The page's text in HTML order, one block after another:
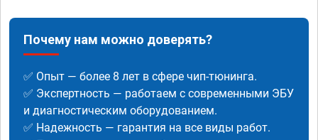
Почему нам можно доверять?
✅ Опыт — более 8 лет в сфере чип-тюнинга.
✅ Экспертность — работаем с современными ЭБУ
и диагностическим оборудованием.
✅ Надежность — гарантия на все виды работ.